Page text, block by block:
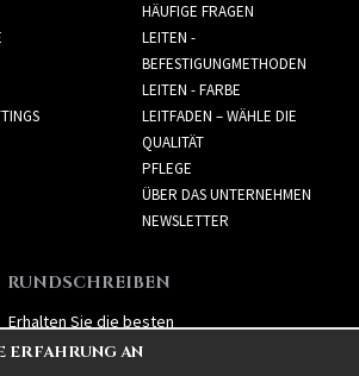
HÄUFIGE FRAGEN
LEITEN -
BEFESTIGUNGMETHODEN
LEITEN - FARBE
LEITFADEN – WÄHLE DIE
QUALITÄT
PFLEGE
ÜBER DAS UNTERNEHMEN
NEWSLETTER
RUNDSCHREIBEN
Erhalten Sie die besten
Angebote und spannende
ERFAHRUNG AN